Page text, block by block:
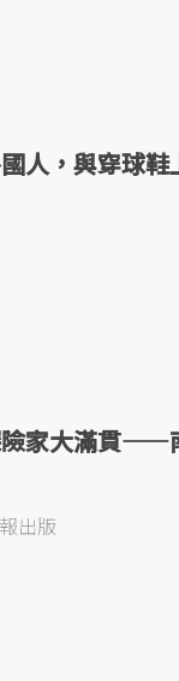
人，與穿球
家大滿貫——
出版